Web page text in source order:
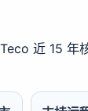
近 15 年